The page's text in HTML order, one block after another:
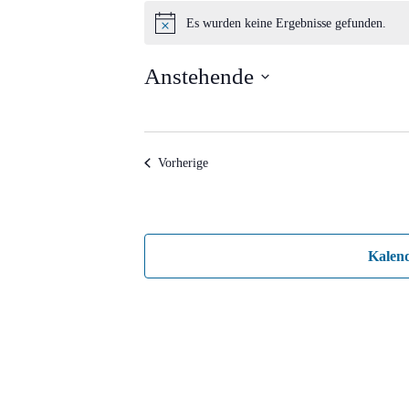
Veranstaltungen
Hinweis
Es wurden keine Ergebnisse gefunden.
Anstehende
VorherigeVeranstaltungen